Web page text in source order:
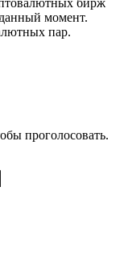
бирж
момент.
пар.
проголосовать.